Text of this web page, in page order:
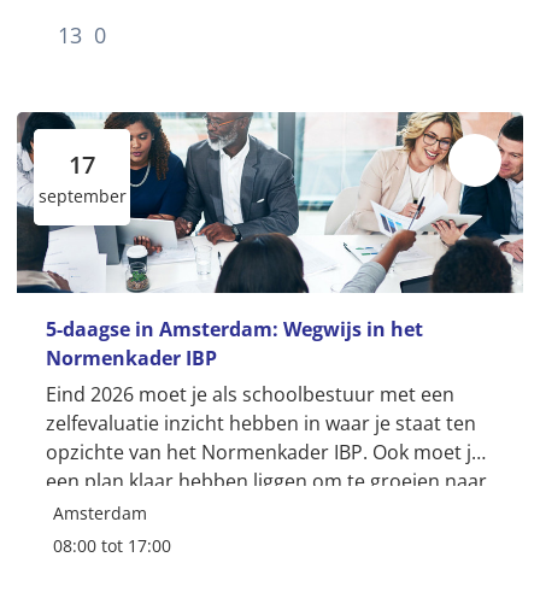
13 0
17
september
5-daagse in Amsterdam: Wegwijs in het
Normenkader IBP
Eind 2026 moet je als schoolbestuur met een
zelfevaluatie inzicht hebben in waar je staat ten
opzichte van het Normenkader IBP. Ook moet je
een plan klaar hebben liggen om te groeien naar
volwassenheidsniveau 3 van de normen. Uiterlijk
1 januari...
Amsterdam
08:00 tot 17:00